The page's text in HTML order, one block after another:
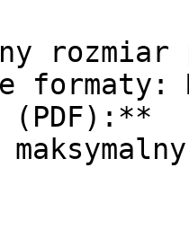
(PDF):**